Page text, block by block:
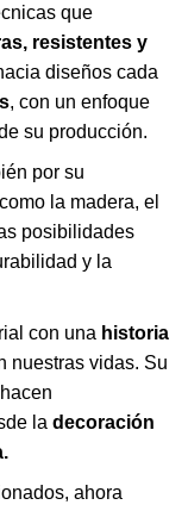
que
resistentes y
diseños cada
, con un enfoque
su producción.
por su
la madera, el
posibilidades
y la
con una historia
nuestras vidas. Su
la decoración
ahora